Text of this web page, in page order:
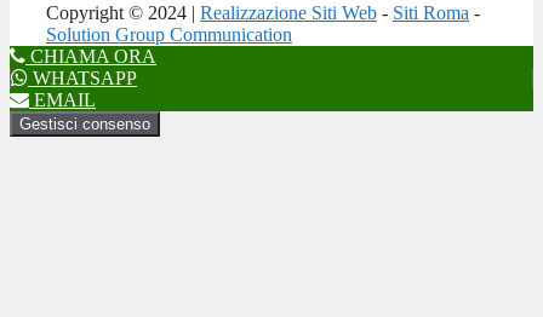
Copyright © 2024 | Realizzazione Siti Web - Siti Roma -
Solution Group Communication
CHIAMA ORA
WHATSAPP
EMAIL
Gestisci consenso